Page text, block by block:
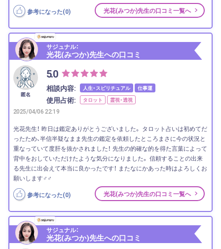
参考になった(0) 光花(みつか)先生の口コミ一覧へ
サジュナル：
光花(みつか)先生への口コミ
匿名
5.0
相談内容: 人生・スピリチュアル 仕事運
使用占術: タロット 霊視・透視
2025/04/06 22:19
光花先生！ 昨日は鑑定ありがとうございました。 タロット占いは初めてだ
ったため、半信半疑なまま先生の鑑定を依頼したところまさに今の状況と
重なっていて度肝を抜かされました！ 先生の的確な的を得た言葉によって
背中をおしていただけたような気分になりました。 信頼することの出来
る先生に出会えて本当に良かったです！ またなにかあった時はよろしくお
願いします‍♂️‍♂️
参考になった(0) 光花(みつか)先生の口コミ一覧へ
サジュナル：
光花(みつか)先生への口コミ